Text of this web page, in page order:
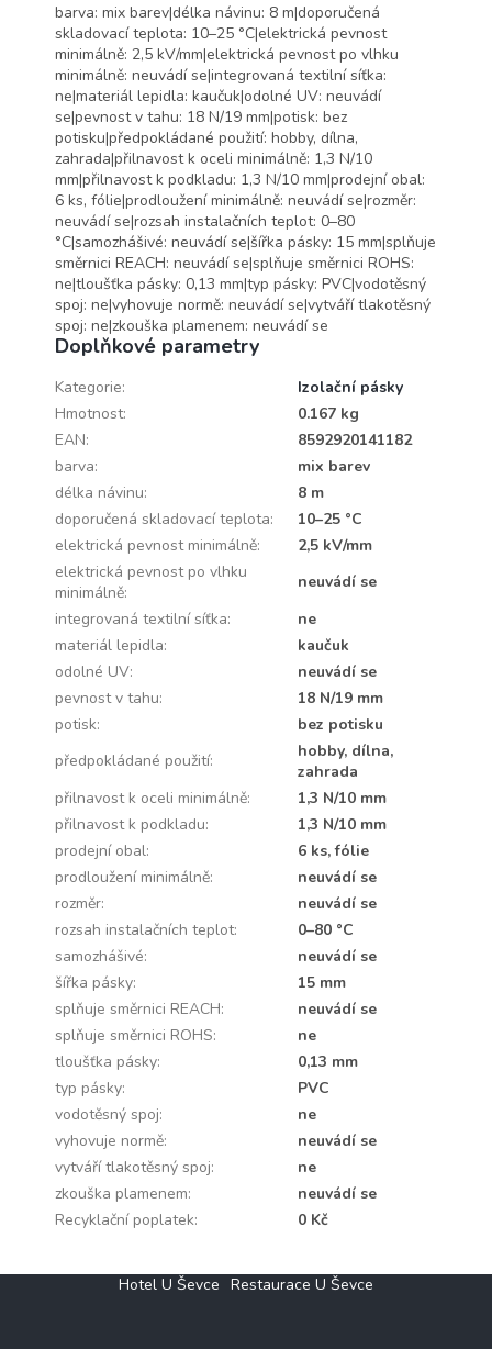
barva: mix barev|délka návinu: 8 m|doporučená
skladovací teplota: 10–25 °C|elektrická pevnost
minimálně: 2,5 kV/mm|elektrická pevnost po vlhku
minimálně: neuvádí se|integrovaná textilní síťka:
ne|materiál lepidla: kaučuk|odolné UV: neuvádí
se|pevnost v tahu: 18 N/19 mm|potisk: bez
potisku|předpokládané použití: hobby, dílna,
zahrada|přilnavost k oceli minimálně: 1,3 N/10
mm|přilnavost k podkladu: 1,3 N/10 mm|prodejní obal:
6 ks, fólie|prodloužení minimálně: neuvádí se|rozměr:
neuvádí se|rozsah instalačních teplot: 0–80
°C|samozhášivé: neuvádí se|šířka pásky: 15 mm|splňuje
směrnici REACH: neuvádí se|splňuje směrnici ROHS:
ne|tloušťka pásky: 0,13 mm|typ pásky: PVC|vodotěsný
spoj: ne|vyhovuje normě: neuvádí se|vytváří tlakotěsný
spoj: ne|zkouška plamenem: neuvádí se
Doplňkové parametry
Kategorie:
Izolační pásky
Hmotnost:
0.167 kg
EAN:
8592920141182
barva:
mix barev
délka návinu:
8 m
doporučená skladovací teplota:
10–25 °C
elektrická pevnost minimálně:
2,5 kV/mm
elektrická pevnost po vlhku
minimálně:
neuvádí se
integrovaná textilní síťka:
ne
materiál lepidla:
kaučuk
odolné UV:
neuvádí se
pevnost v tahu:
18 N/19 mm
potisk:
bez potisku
předpokládané použití:
hobby, dílna,
zahrada
přilnavost k oceli minimálně:
1,3 N/10 mm
přilnavost k podkladu:
1,3 N/10 mm
prodejní obal:
6 ks, fólie
prodloužení minimálně:
neuvádí se
rozměr:
neuvádí se
rozsah instalačních teplot:
0–80 °C
samozhášivé:
neuvádí se
šířka pásky:
15 mm
splňuje směrnici REACH:
neuvádí se
splňuje směrnici ROHS:
ne
tloušťka pásky:
0,13 mm
typ pásky:
PVC
vodotěsný spoj:
ne
vyhovuje normě:
neuvádí se
vytváří tlakotěsný spoj:
ne
zkouška plamenem:
neuvádí se
Recyklační poplatek: 0 Kč
Hotel U Ševce Restaurace U Ševce